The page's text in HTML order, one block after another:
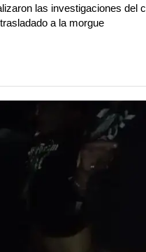
las investigaciones del
a la morgue